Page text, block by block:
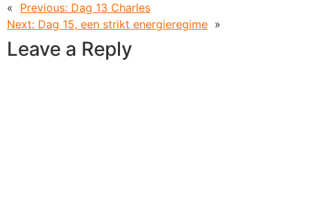
« Previous: Dag 13 Charles
Next: Dag 15, een strikt energieregime »
Leave a Reply